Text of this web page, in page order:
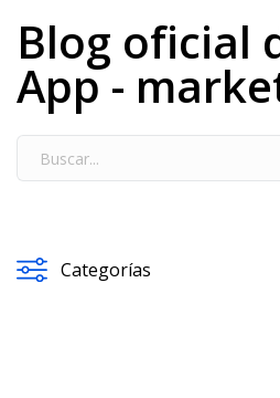
Blog oficial
App -
Categorías